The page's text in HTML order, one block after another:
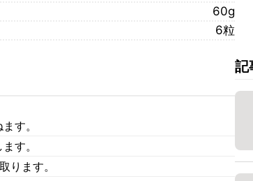
60g
6粒
す。
す。
ります。
記